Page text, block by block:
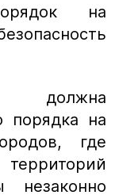
на
должна
порядка на
где
незаконно